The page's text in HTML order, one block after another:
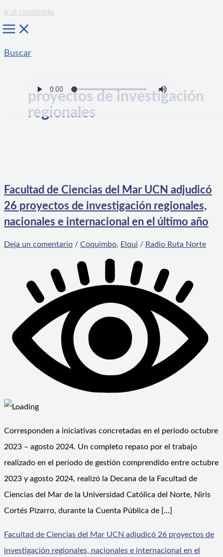
Ir al contenido
Buscar
proyectos de investigación
regionales
Facultad de Ciencias del Mar UCN adjudicó
26 proyectos de investigación regionales,
nacionales e internacional en el último año
Deja un comentario / Coquimbo, Elqui / Radio Ruta Norte
Corresponden a iniciativas concretadas en el periodo octubre
2023 – agosto 2024. Un completo repaso por el trabajo
realizado en el periodo de gestión comprendido entre octubre
2023 y agosto 2024, realizó la Decana de la Facultad de
Ciencias del Mar de la Universidad Católica del Norte, Niris
Cortés Pizarro, durante la Cuenta Pública de […]
Facultad de Ciencias del Mar UCN adjudicó 26 proyectos de
investigación regionales, nacionales e internacional en el